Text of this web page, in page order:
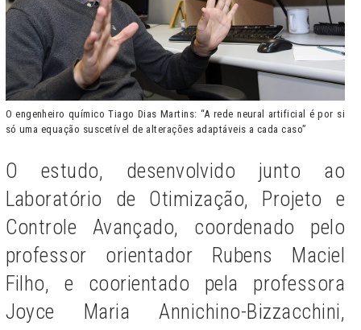
O engenheiro químico Tiago Dias Martins: “A rede neural artificial é por si
só uma equação suscetível de alterações adaptáveis a cada caso”
O estudo, desenvolvido junto ao
Laboratório de Otimização, Projeto e
Controle Avançado, coordenado pelo
professor orientador Rubens Maciel
Filho, e coorientado pela professora
Joyce Maria Annichino-Bizzacchini,